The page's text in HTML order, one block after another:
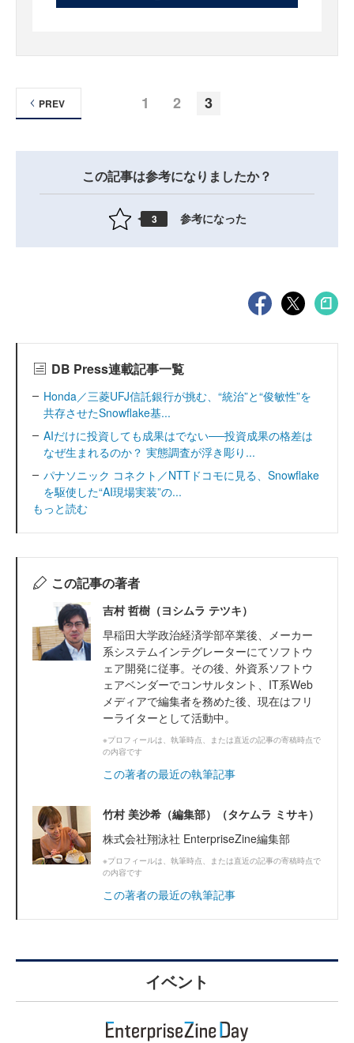
1 2 3
PREV
この記事は参考になりましたか？
3 参考になった
DB Press連載記事一覧
Honda／三菱UFJ信託銀行が挑む、“統治”と“俊敏性”を
共存させたSnowflake基...
AIだけに投資しても成果はでない──投資成果の格差は
なぜ生まれるのか？ 実態調査が浮き彫り...
パナソニック コネクト／NTTドコモに見る、Snowflake
を駆使した“AI現場実装”の...
もっと読む
この記事の著者
吉村 哲樹（ヨシムラ テツキ）
早稲田大学政治経済学部卒業後、メーカー
系システムインテグレーターにてソフトウ
ェア開発に従事。その後、外資系ソフトウ
ェアベンダーでコンサルタント、IT系Web
メディアで編集者を務めた後、現在はフリ
ーライターとして活動中。
※プロフィールは、執筆時点、または直近の記事の寄稿時点で
の内容です
この著者の最近の執筆記事
竹村 美沙希（編集部）（タケムラ ミサキ）
株式会社翔泳社 EnterpriseZine編集部
※プロフィールは、執筆時点、または直近の記事の寄稿時点で
の内容です
この著者の最近の執筆記事
イベント